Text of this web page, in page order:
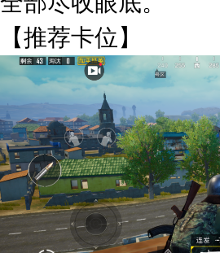
【推荐卡位】